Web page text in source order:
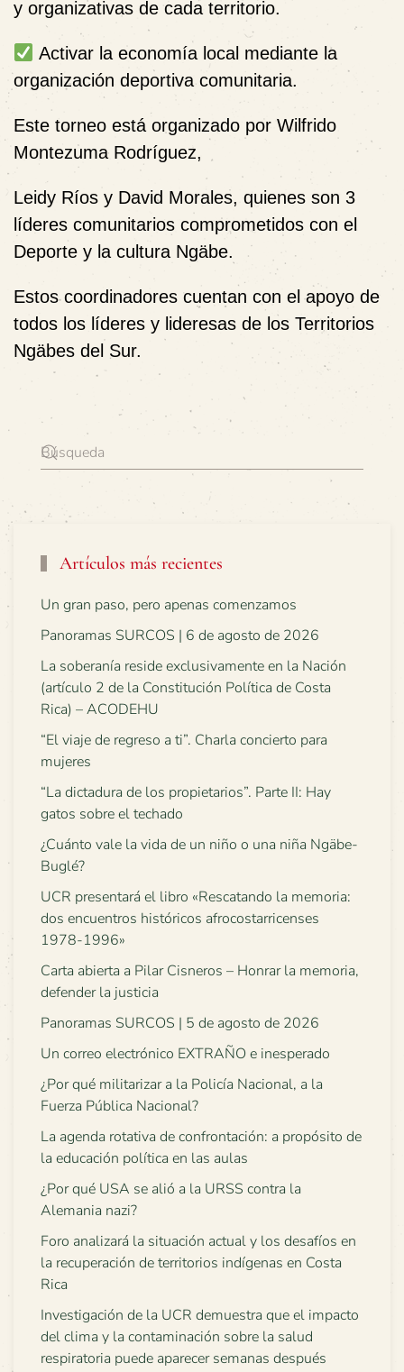
y organizativas de cada territorio.
Activar la economía local mediante la
organización deportiva comunitaria.
Este torneo está organizado por Wilfrido
Montezuma Rodríguez,
Leidy Ríos y David Morales, quienes son 3
líderes comunitarios comprometidos con el
Deporte y la cultura Ngäbe.
Estos coordinadores cuentan con el apoyo de
todos los líderes y lideresas de los Territorios
Ngäbes del Sur.
Artículos más recientes
Un gran paso, pero apenas comenzamos
Panoramas SURCOS | 6 de agosto de 2026
La soberanía reside exclusivamente en la Nación
(artículo 2 de la Constitución Política de Costa
Rica) – ACODEHU
“El viaje de regreso a ti”. Charla concierto para
mujeres
“La dictadura de los propietarios”. Parte II: Hay
gatos sobre el techado
¿Cuánto vale la vida de un niño o una niña Ngäbe-
Buglé?
UCR presentará el libro «Rescatando la memoria:
dos encuentros históricos afrocostarricenses
1978-1996»
Carta abierta a Pilar Cisneros – Honrar la memoria,
defender la justicia
Panoramas SURCOS | 5 de agosto de 2026
Un correo electrónico EXTRAÑO e inesperado
¿Por qué militarizar a la Policía Nacional, a la
Fuerza Pública Nacional?
La agenda rotativa de confrontación: a propósito de
la educación política en las aulas
¿Por qué USA se alió a la URSS contra la
Alemania nazi?
Foro analizará la situación actual y los desafíos en
la recuperación de territorios indígenas en Costa
Rica
Investigación de la UCR demuestra que el impacto
del clima y la contaminación sobre la salud
respiratoria puede aparecer semanas después